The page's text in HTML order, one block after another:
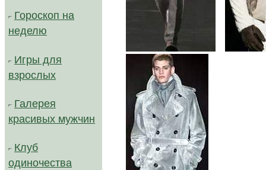
Гороскоп на
неделю
Игры для
взрослых
Галерея
красивых мужчин
Клуб
одиночества